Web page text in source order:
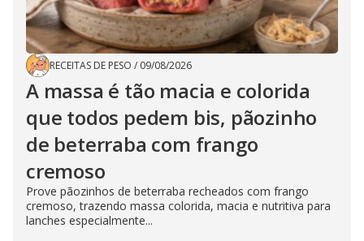
RECEITAS DE PESO / 09/08/2026
A massa é tão macia e colorida
que todos pedem bis, pãozinho
de beterraba com frango
cremoso
Prove pãozinhos de beterraba recheados com frango
cremoso, trazendo massa colorida, macia e nutritiva para
lanches especialmente...